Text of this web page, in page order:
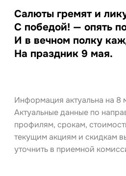
Салюты гремят и
С победой! — опять
И в вечном полку
На праздник 9 мая.
Информация актуальна на 8
Актуальные данные по
профилям, срокам,
текущим акциям и скидкам
уточнить в приемной